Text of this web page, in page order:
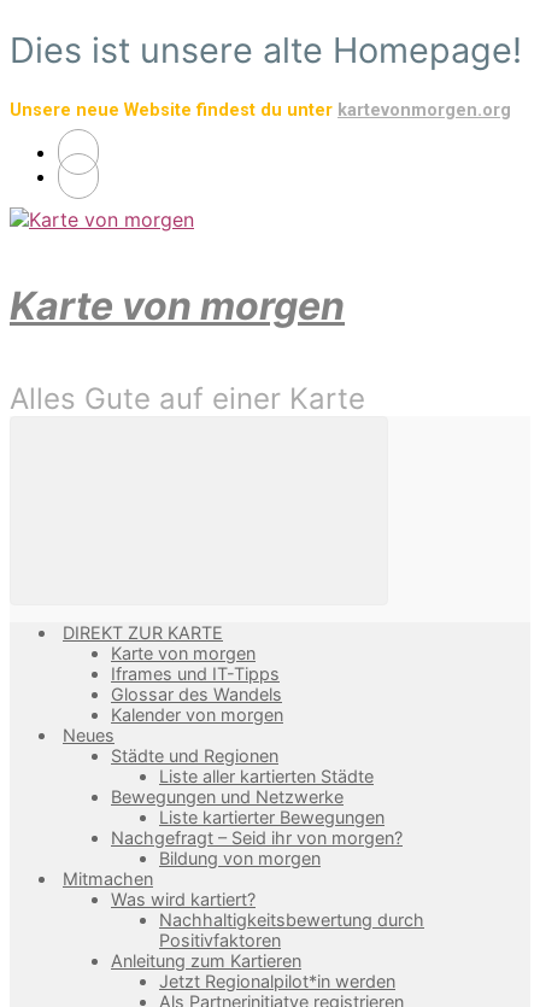
Zum
Hauptinhalt
Dies ist unsere alte Homepage!
Unsere neue Website findest du unter kartevonmorgen.org
Karte von morgen
Alles Gute auf einer Karte
DIREKT ZUR KARTE
Karte von morgen
Iframes und IT-Tipps
Glossar des Wandels
Kalender von morgen
Neues
Städte und Regionen
Liste aller kartierten Städte
Bewegungen und Netzwerke
Liste kartierter Bewegungen
Nachgefragt – Seid ihr von morgen?
Bildung von morgen
Mitmachen
Was wird kartiert?
Nachhaltigkeitsbewertung durch
Positivfaktoren
Anleitung zum Kartieren
Jetzt Regionalpilot*in werden
Als Partnerinitiatve registrieren